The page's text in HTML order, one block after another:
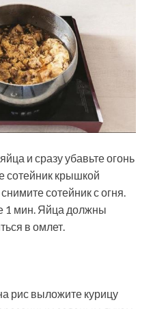
и сразу убавьте огонь
сотейник крышкой
сотейник с огня.
1 мин. Яйца должны
в омлет.
рис выложите курицу